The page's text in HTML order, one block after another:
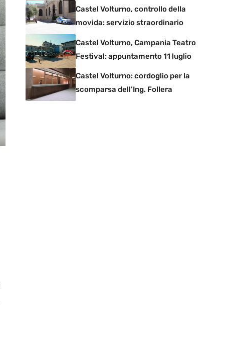
Castel Volturno, controllo della
movida: servizio straordinario
Castel Volturno, Campania Teatro
Festival: appuntamento 11 luglio
Castel Volturno: cordoglio per la
scomparsa dell’Ing. Follera